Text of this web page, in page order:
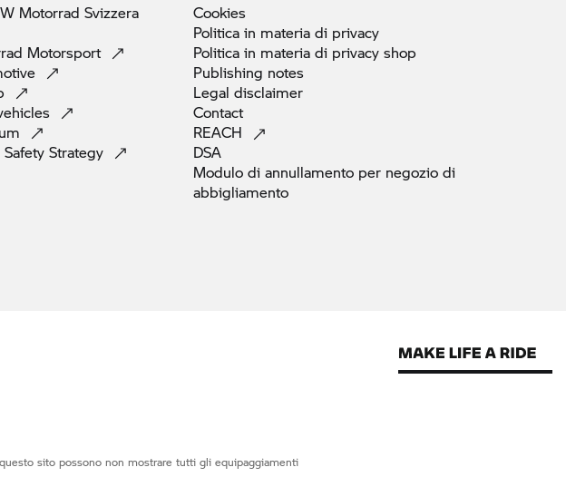
Motorrad Svizzera
Motorsport
Strategy
Cookies
Politica in materia di privacy
Politica in materia di privacy shop
Publishing notes
Legal disclaimer
Contact
REACH
DSA
Modulo di annullamento per negozio di
abbigliamento
sito possono non mostrare tutti gli equipaggiamenti